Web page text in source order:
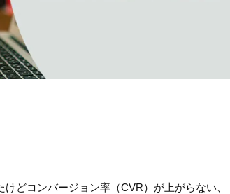
どコンバージョン率（CVR）が上がらない、